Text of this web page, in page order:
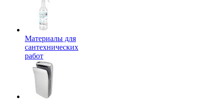
Материалы для
сантехнических
работ